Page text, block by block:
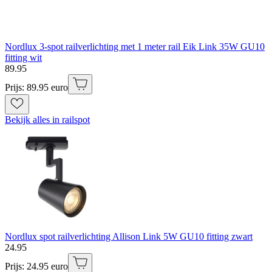
Nordlux 3-spot railverlichting met 1 meter rail Eik Link 35W GU10
fitting wit
89.95
Prijs: 89.95 euro
Bekijk alles in railspot
Nordlux spot railverlichting Allison Link 5W GU10 fitting zwart
24.95
Prijs: 24.95 euro